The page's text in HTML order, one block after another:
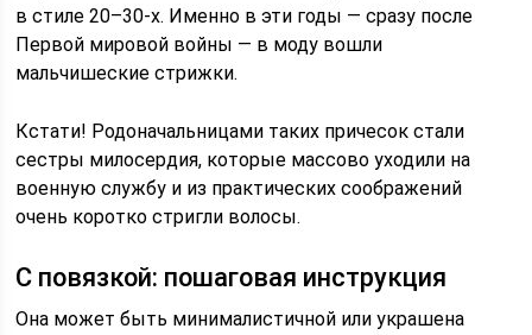
в стиле 20–30-х. Именно в эти годы — сразу после
Первой мировой войны — в моду вошли
мальчишеские стрижки.
Кстати! Родоначальницами таких причесок стали
сестры милосердия, которые массово уходили на
военную службу и из практических соображений
очень коротко стригли волосы.
С повязкой: пошаговая инструкция
Она может быть минималистичной или украшена